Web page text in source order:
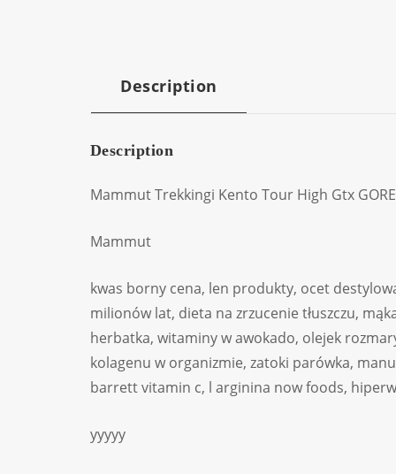
Description
Description
Mammut Trekkingi Kento Tour High Gtx
Mammut
kwas borny cena, len produkty, ocet
milionów lat, dieta na zrzucenie tłuszczu,
herbatka, witaminy w awokado, olejek
kolagenu w organizmie, zatoki parówka,
barrett vitamin c, l arginina now foods,
yyyyy